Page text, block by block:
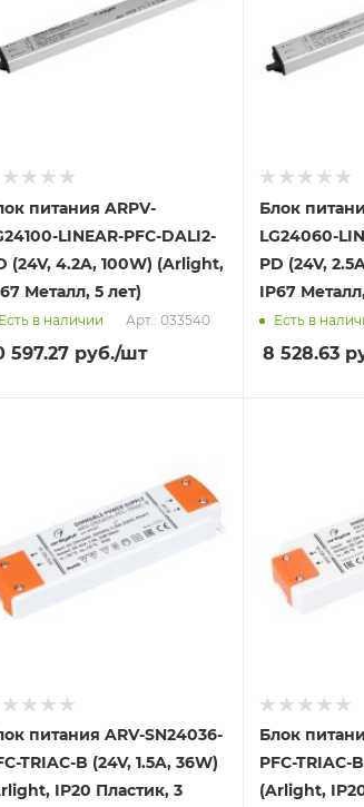
питания ARPV-
LINEAR-PFC-DALI2-
(24V, 4.2A, 100W) (Arlight,
Металл, 5 лет)
Есть в наличии Арт.: 033540
597.27руб./шт
Блок
LG24060-
PD (24V,
IP67
Есть в
8 528.63
питания ARV-SN24036-
TRIAC-B (24V, 1.5A, 36W)
IP20 Пластик, 3
Блок
PFC-TRIAC-
(Arlight,